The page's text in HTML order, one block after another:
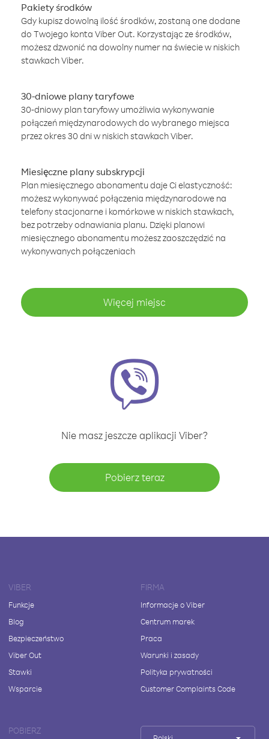
Pakiety środków
Gdy kupisz dowolną ilość środków, zostaną one dodane
do Twojego konta Viber Out. Korzystając ze środków,
możesz dzwonić na dowolny numer na świecie w niskich
stawkach Viber.
30-dniowe plany taryfowe
30-dniowy plan taryfowy umożliwia wykonywanie
połączeń międzynarodowych do wybranego miejsca
przez okres 30 dni w niskich stawkach Viber.
Miesięczne plany subskrypcji
Plan miesięcznego abonamentu daje Ci elastyczność:
możesz wykonywać połączenia międzynarodowe na
telefony stacjonarne i komórkowe w niskich stawkach,
bez potrzeby odnawiania planu. Dzięki planowi
miesięcznego abonamentu możesz zaoszczędzić na
wykonywanych połączeniach
Więcej miejsc
Nie masz jeszcze aplikacji Viber?
Pobierz teraz
VIBER
Funkcje
Blog
Bezpieczeństwo
Viber Out
Stawki
Wsparcie
FIRMA
Informacje o Viber
Centrum marek
Praca
Warunki i zasady
Polityka prywatności
Customer Complaints Code
POBIERZ